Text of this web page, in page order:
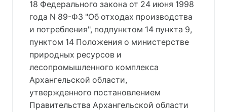
18 Федерального закона от 24 июня 1998
года N 89-ФЗ "Об отходах производства
и потребления", подпунктом 14 пункта 9,
пунктом 14 Положения о министерстве
природных ресурсов и
лесопромышленного комплекса
Архангельской области,
утвержденного постановлением
Правительства Архангельской области